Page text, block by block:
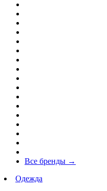
Все бренды →
Одежда